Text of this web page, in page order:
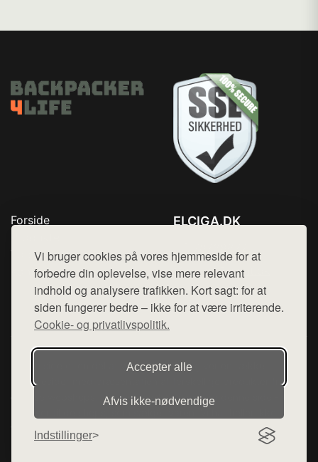
Vi bruger cookies på vores hjemmeside for at
forbedre din oplevelse, vise mere relevant
indhold og analysere trafikken. Kort sagt: for at
siden fungerer bedre – ikke for at være irriterende.
Cookie- og privatlivspolitik.
Accepter alle
Afvis ikke‑nødvendige
Indstillinger
Forside
Top Rabatter
Kontakt
ELCIGA.DK
Mail: hej@want.dk
Cookie- og privatlivspolitik
Denne side er en del af want.dk, der udgiver en række
hjemmesider med præsentation af forskellige produkter fra
diverse webshops. Der sælges ikke varer fra denne side - vi
henviser til de shops, som sælger varen. Vi har heller ikke
varerne på lager.